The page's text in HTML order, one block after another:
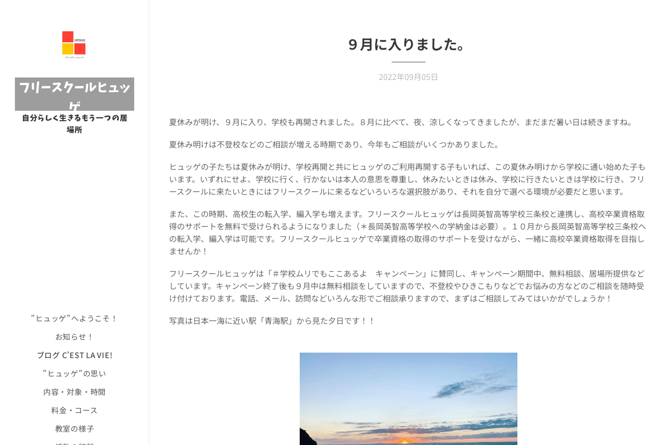
フリースクールヒュッ
ゲ
自分らしく生きるもう一つの居
場所
”ヒュッゲ”へようこそ！
お知らせ！
ブログ C'EST LA VIE!
”ヒュッゲ”の思い
内容・対象・時間
料金・コース
教室の様子
９月に入りました。
2022年09月05日
夏休みが明け、９月に入り、学校も再開されました。８月に比べて、夜、涼しくなってきましたが、まだまだ暑い日は続きますね。
夏休み明けは不登校などのご相談が増える時期であり、今年もご相談がいくつかありました。
ヒュッゲの子たちは夏休みが明け、学校再開と共にヒュッゲのご利用再開する子もいれば、この夏休み明けから学校に通い始めた子も
います。いずれにせよ、学校に行く、行かないは本人の意思を尊重し、休みたいときは休み、学校に行きたいときは学校に行き、フリ
ースクールに来たいときにはフリースクールに来るなどいろいろな選択肢があり、それを自分で選べる環境が必要だと思います。
また、この時期、高校生の転入学、編入学も増えます。フリースクールヒュッゲは長岡英智高等学校三条校と連携し、高校卒業資格取
得のサポートを無料で受けられるようになりました（＊長岡英智高等学校への学納金は必要）。１０月から長岡英智高等学校三条校へ
の転入学、編入学は可能です。フリースクールヒュッゲで卒業資格の取得のサポートを受けながら、一緒に高校卒業資格取得を目指し
ませんか！
フリースクールヒュッゲは「＃学校ムリでもここあるよ キャンペーン」に賛同し、キャンペーン期間中、無料相談、居場所提供など
しています。キャンペーン終了後も９月中は無料相談をしていますので、不登校やひきこもりなどでお悩みの方などのご相談を随時受
け付けております。電話、メール、訪問などいろんな形でご相談承りますので、まずはご相談してみてはいかがでしょうか！
写真は日本一海に近い駅「青海駅」から見た夕日です！！